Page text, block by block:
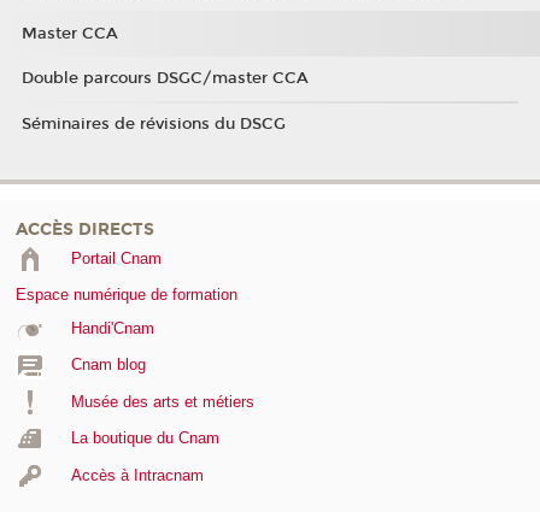
Master CCA
Double parcours DSGC/master CCA
Séminaires de révisions du DSCG
ACCÈS DIRECTS
Portail Cnam
Espace numérique de formation
Handi'Cnam
Cnam blog
Musée des arts et métiers
La boutique du Cnam
Accès à Intracnam